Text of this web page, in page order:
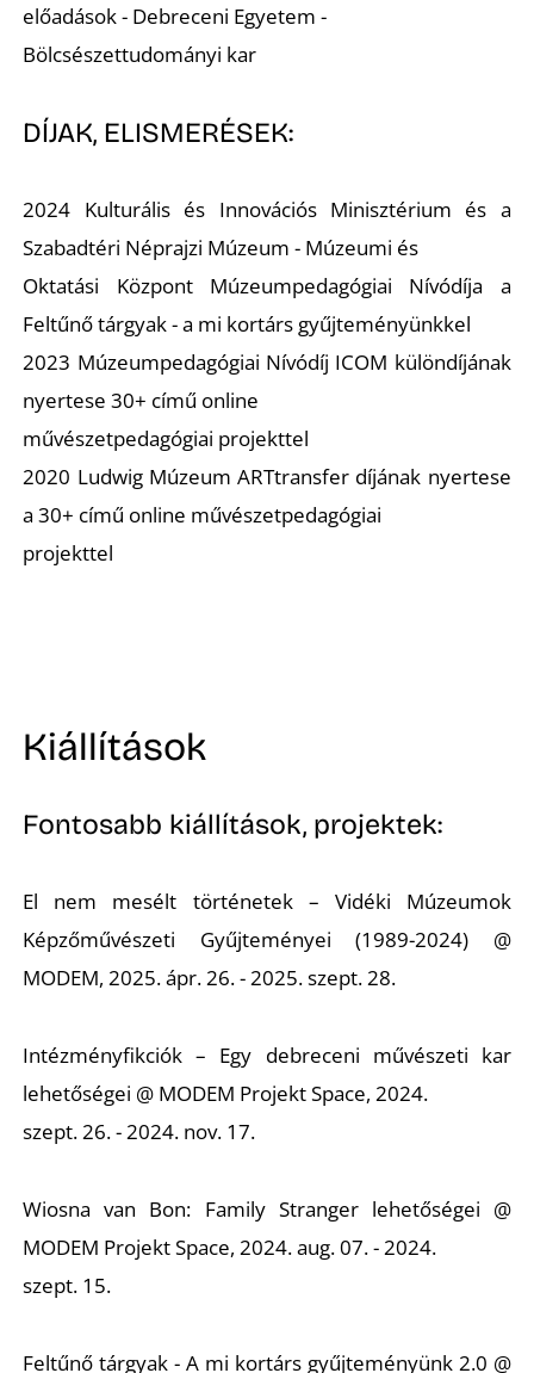
előadások - Debreceni Egyetem -
Bölcsészettudományi kar
DÍJAK, ELISMERÉSEK:
2024 Kulturális és Innovációs Minisztérium és a
Szabadtéri Néprajzi Múzeum - Múzeumi és
Oktatási Központ Múzeumpedagógiai Nívódíja a
Feltűnő tárgyak - a mi kortárs gyűjteményünkkel
2023 Múzeumpedagógiai Nívódíj ICOM különdíjának
nyertese 30+ című online
művészetpedagógiai projekttel
2020 Ludwig Múzeum ARTtransfer díjának nyertese
a 30+ című online művészetpedagógiai
projekttel
Kiállítások
Fontosabb kiállítások, projektek:
El nem mesélt történetek – Vidéki Múzeumok
Képzőművészeti Gyűjteményei (1989-2024) @
MODEM, 2025. ápr. 26. - 2025. szept. 28.
Intézményfikciók – Egy debreceni művészeti kar
lehetőségei @ MODEM Projekt Space, 2024.
szept. 26. - 2024. nov. 17.
Wiosna van Bon: Family Stranger lehetőségei @
MODEM Projekt Space, 2024. aug. 07. - 2024.
szept. 15.
Feltűnő tárgyak - A mi kortárs gyűjteményünk 2.0 @